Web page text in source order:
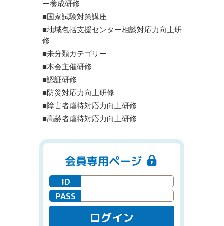
ー養成研修
■国家試験対策講座
■地域包括支援センター相談対応力向上研
修
■未分類カテゴリー
■本会主催研修
■認証研修
■防災対応力向上研修
■障害者虐待対応力向上研修
■高齢者虐待対応力向上研修
会員専用ページ
ID
PASS
ログイン